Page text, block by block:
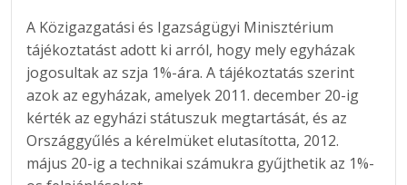
A Közigazgatási és Igazságügyi Minisztérium
tájékoztatást adott ki arról, hogy mely egyházak
jogosultak az szja 1%-ára. A tájékoztatás szerint
azok az egyházak, amelyek 2011. december 20-ig
kérték az egyházi státuszuk megtartását, és az
Országgyűlés a kérelmüket elutasította, 2012.
május 20-ig a technikai számukra gyűjthetik az 1%-